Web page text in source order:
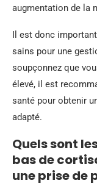
augmentation de la
Il est donc
sains pour une
soupçonnez que
élevé, il est
santé pour obtenir
adapté.
Quels sont
bas de
une prise de